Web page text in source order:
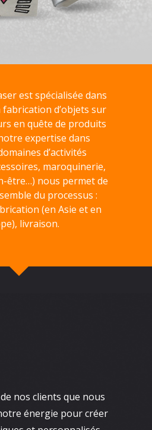
est spécialisée dans
d’objets sur
en quête de produits
expertise dans
d’activités
maroquinerie,
être…) nous permet de
du processus :
(en Asie et en
livraison.
de nos clients que nous
énergie pour créer